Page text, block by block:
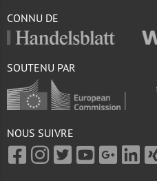
CONNU DE
SOUTENU PAR
NOUS SUIVRE